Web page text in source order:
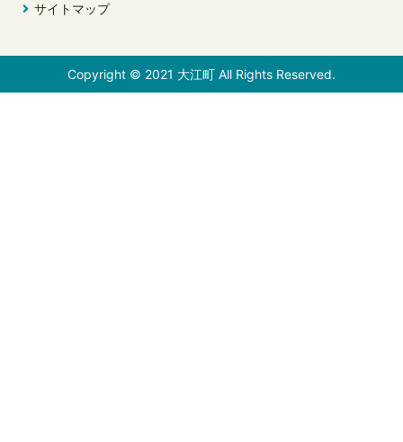
サイトマップ
Copyright © 2021 大江町 All Rights Reserved.